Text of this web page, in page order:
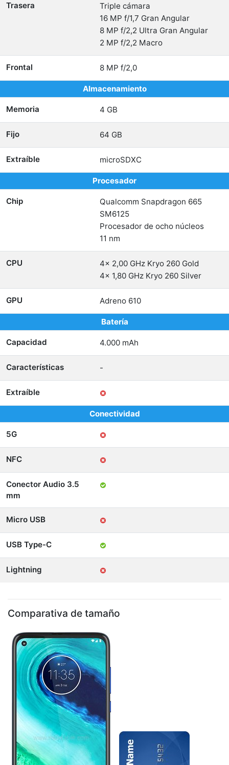
Trasera
Triple cámara
16 MP f/1,7 Gran Angular
8 MP f/2,2 Ultra Gran Angular
2 MP f/2,2 Macro
Frontal 8 MP f/2,0
Almacenamiento
Memoria 4 GB
Fijo 64 GB
Extraíble microSDXC
Procesador
Chip
Qualcomm Snapdragon 665
SM6125
Procesador de ocho núcleos
11 nm
CPU
4x 2,00 GHz Kryo 260 Gold
4x 1,80 GHz Kryo 260 Silver
GPU Adreno 610
Batería
Capacidad 4.000 mAh
Características -
Extraíble
Conectividad
5G
NFC
Conector Audio 3.5
mm
Micro USB
USB Type-C
Lightning
Comparativa de tamaño